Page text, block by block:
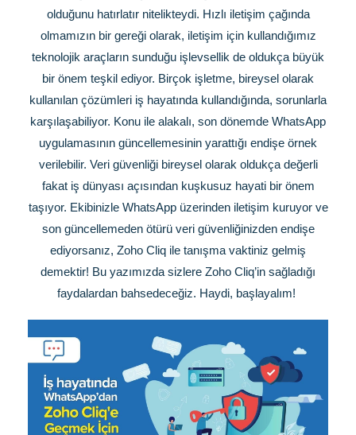
olduğunu hatırlatır nitelikteydi. Hızlı iletişim çağında
olmamızın bir gereği olarak, iletişim için kullandığımız
teknolojik araçların sunduğu işlevsellik de oldukça büyük
bir önem teşkil ediyor. Birçok işletme, bireysel olarak
kullanılan çözümleri iş hayatında kullandığında, sorunlarla
karşılaşabiliyor. Konu ile alakalı, son dönemde WhatsApp
uygulamasının güncellemesinin yarattığı endişe örnek
verilebilir. Veri güvenliği bireysel olarak oldukça değerli
fakat iş dünyası açısından kuşkusuz hayati bir önem
taşıyor. Ekibinizle WhatsApp üzerinden iletişim kuruyor ve
son güncellemeden ötürü veri güvenliğinizden endişe
ediyorsanız, Zoho Cliq ile tanışma vaktiniz gelmiş
demektir! Bu yazımızda sizlere Zoho Cliq’in sağladığı
faydalardan bahsedeceğiz. Haydi, başlayalım!